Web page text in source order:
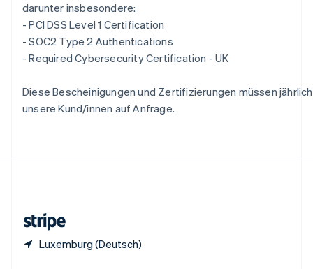
darunter insbesondere:
- PCI DSS Level 1 Certification
- SOC2 Type 2 Authentications
- Required Cybersecurity Certification - UK
Diese Bescheinigungen und Zertifizierungen müssen
unsere Kund/innen auf Anfrage.
Luxemburg (Deutsch)
EspañolEnglish
Thailand
ไทย English
Tschechische Republik
English
Vereinigte Arabische Emirate